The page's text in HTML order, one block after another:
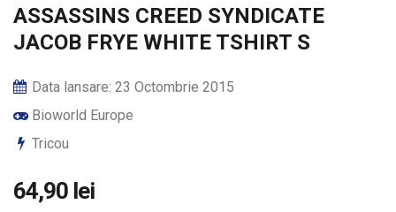
ASSASSINS CREED SYNDICATE
JACOB FRYE WHITE TSHIRT S
Data lansare: 23 Octombrie 2015
Bioworld Europe
Tricou
64,90 lei